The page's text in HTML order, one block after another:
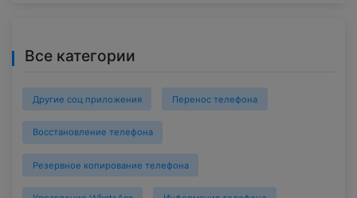
Все категории
Другие соц.приложения Перенос телефона
Восстановление телефона
Резервное копирование телефона